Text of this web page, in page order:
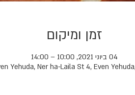
זמן ומיקום
04 ביוני 2021, 10:00 – 14:00
Yehuda, Ner ha-Laila St 4, Even